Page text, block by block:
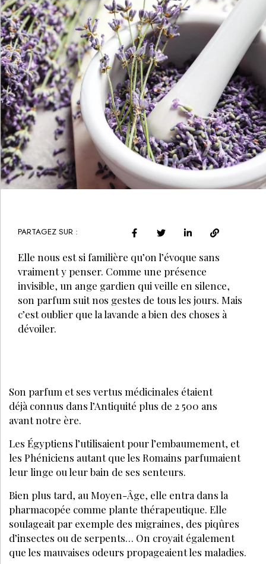
PARTAGEZ SUR :
Elle nous est si familière qu’on l’évoque sans
vraiment y penser. Comme une présence
invisible, un ange gardien qui veille en silence,
son parfum suit nos gestes de tous les jours. Mais
c’est oublier que la lavande a bien des choses à
dévoiler.
Son parfum et ses vertus médicinales étaient
déjà connus dans l’Antiquité plus de 2 500 ans
avant notre ère.
Les Égyptiens l’utilisaient pour l’embaumement, et
les Phéniciens autant que les Romains parfumaient
leur linge ou leur bain de ses senteurs.
Bien plus tard, au Moyen-Âge, elle entra dans la
pharmacopée comme plante thérapeutique. Elle
soulageait par exemple des migraines, des piqûres
d’insectes ou de serpents… On croyait également
que les mauvaises odeurs propageaient les maladies.